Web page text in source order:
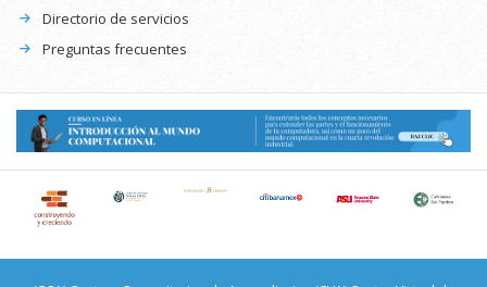
Directorio de servicios
Preguntas frecuentes